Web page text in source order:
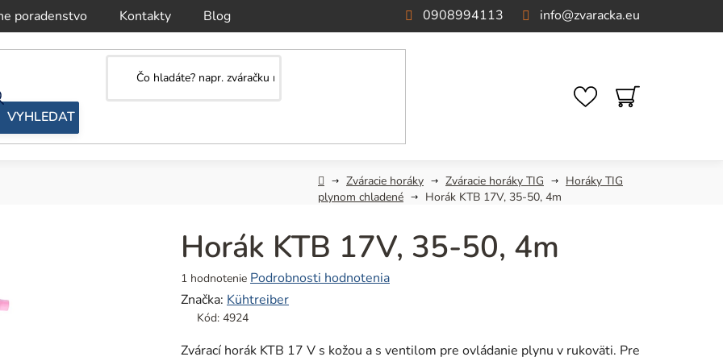
poradenstvo Kontakty Blog info@zvaracka.eu
0908994113
NÁKUPNÝ
KOŠÍK
DomovZváracie horáky Zváracie horáky TIG
Horáky TIG
plynom chladené
Horák KTB 17V, 35-50, 4m
Horák KTB 17V, 35-50, 4m
Priemerné
hodnotenie
produktu
5,0
1 hodnotenie Podrobnosti hodnotenia
Značka: Kühtreiber
Kód: 4924
Zvárací horák KTB 17 V s kožou a s ventilom pre ovládanie plynu v rukoväti. Pre